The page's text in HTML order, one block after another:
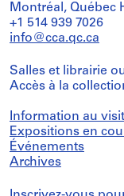
Montréal, Québec
+1 514 939 7026
info@cca.qc.ca
Salles et librairie
Accès à la
Information au
Expositions en
Événements
Archives